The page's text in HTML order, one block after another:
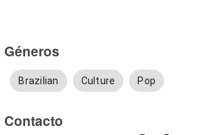
Géneros
Brazilian Culture Pop
Contacto